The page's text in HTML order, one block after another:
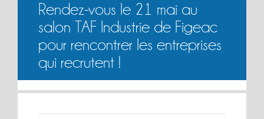
Rendez-vous le 21 mai au
salon TAF Industrie de Figeac
pour rencontrer les entreprises
qui recrutent !